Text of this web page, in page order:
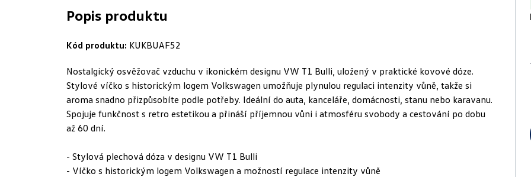
Popis produktu
Kód produktu: KUKBUAF52
Nostalgický osvěžovač vzduchu v ikonickém designu VW T1 Bulli, uložený v praktické kovové dóze.
Stylové víčko s historickým logem Volkswagen umožňuje plynulou regulaci intenzity vůně, takže si
aroma snadno přizpůsobíte podle potřeby. Ideální do auta, kanceláře, domácnosti, stanu nebo karavanu.
Spojuje funkčnost s retro estetikou a přináší příjemnou vůni i atmosféru svobody a cestování po dobu
až 60 dní.
- Stylová plechová dóza v designu VW T1 Bulli
- Víčko s historickým logem Volkswagen a možností regulace intenzity vůně